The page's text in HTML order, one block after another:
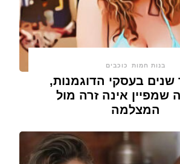
בנות חמות כוכבים
בעסקי הדוגמנות,
שמפיין אינה זרה מול
המצלמה